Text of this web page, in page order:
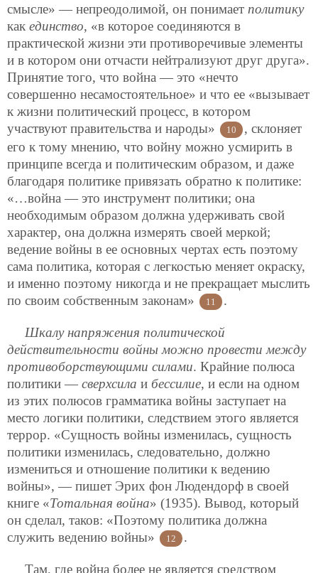
смысле» — непреодолимой, он понимает политику
как единство, «в которое соединяются в
практической жизни эти противоречивые элементы
и в котором они отчасти нейтрализуют друг друга».
Принятие того, что война — это «нечто
совершенно несамостоятельное» и что ее «вызывает
к жизни политический процесс, в котором
участвуют правительства и народы»
10
, склоняет
его к тому мнению, что войну можно усмирить в
принципе всегда и политическим образом, и даже
благодаря политике привязать обратно к политике:
«…война — это инструмент политики; она
необходимым образом должна удерживать свой
характер, она должна измерять своей меркой;
ведение войны в ее основных чертах есть поэтому
сама политика, которая с легкостью меняет окраску,
и именно поэтому никогда и не прекращает мыслить
по своим собственным законам»
11 .
Шкалу напряжения политической
действительности войны можно провести между
противоборствующими силами. Крайние полюса
политики — сверхсила и бессилие, и если на одном
из этих полюсов грамматика войны заступает на
место логики политики, следствием этого является
террор. «Сущность войны изменилась, сущность
политики изменилась, следовательно, должно
измениться и отношение политики к ведению
войны», — пишет Эрих фон Людендорф в своей
книге «Тотальная война» (1935). Вывод, который
он сделал, таков: «Поэтому политика должна
служить ведению войны»
12 .
Там, где война более не является средством